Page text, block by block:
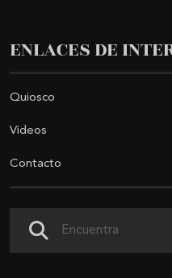
ENLACES DE
Quiosco
Videos
Contacto